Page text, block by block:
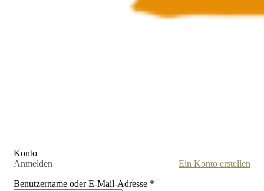
Konto
Anmelden
Ein Konto erstellen
Benutzername oder E-Mail-Adresse *